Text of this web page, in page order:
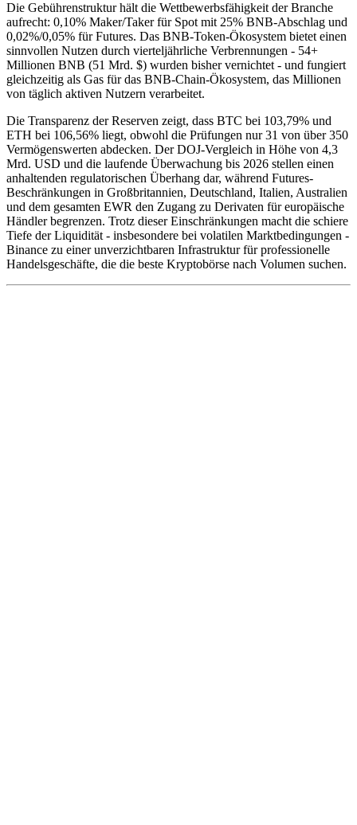
Die Gebührenstruktur hält die Wettbewerbsfähigkeit der Branche
aufrecht: 0,10% Maker/Taker für Spot mit 25% BNB-Abschlag und
0,02%/0,05% für Futures. Das BNB-Token-Ökosystem bietet einen
sinnvollen Nutzen durch vierteljährliche Verbrennungen - 54+
Millionen BNB (51 Mrd. $) wurden bisher vernichtet - und fungiert
gleichzeitig als Gas für das BNB-Chain-Ökosystem, das Millionen
von täglich aktiven Nutzern verarbeitet.
Die Transparenz der Reserven zeigt, dass BTC bei 103,79% und
ETH bei 106,56% liegt, obwohl die Prüfungen nur 31 von über 350
Vermögenswerten abdecken. Der DOJ-Vergleich in Höhe von 4,3
Mrd. USD und die laufende Überwachung bis 2026 stellen einen
anhaltenden regulatorischen Überhang dar, während Futures-
Beschränkungen in Großbritannien, Deutschland, Italien, Australien
und dem gesamten EWR den Zugang zu Derivaten für europäische
Händler begrenzen. Trotz dieser Einschränkungen macht die schiere
Tiefe der Liquidität - insbesondere bei volatilen Marktbedingungen -
Binance zu einer unverzichtbaren Infrastruktur für professionelle
Handelsgeschäfte, die die beste Kryptobörse nach Volumen suchen.